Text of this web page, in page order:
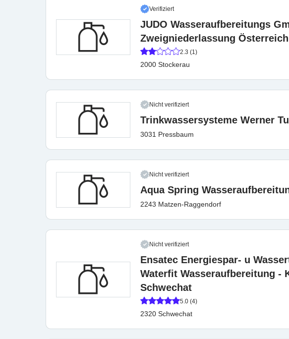
Verifiziert
JUDO Wasseraufbereitungs
Zweigniederlassung Österreich
2.3 (1)
2000 Stockerau
Nicht verifiziert
Trinkwassersysteme Werner
3031 Pressbaum
Nicht verifiziert
Aqua Spring
2243 Matzen-Raggendorf
Nicht verifiziert
Ensatec Energiespar- u
Waterfit Wasseraufbereitung -
Schwechat
5.0 (4)
2320 Schwechat